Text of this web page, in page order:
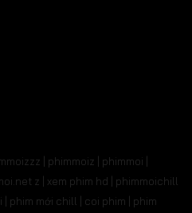
| phimmoiz | phimmoi |
z | xem phim hd | phimmoichill
| phim mới chill | coi phim | phim